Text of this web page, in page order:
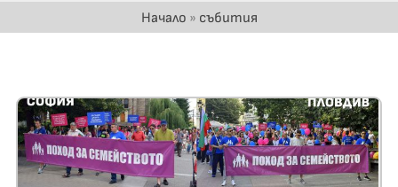
Начало » събития